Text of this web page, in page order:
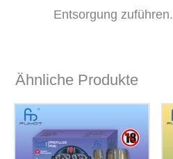
Entsorgung zuführen.
Ähnliche Produkte